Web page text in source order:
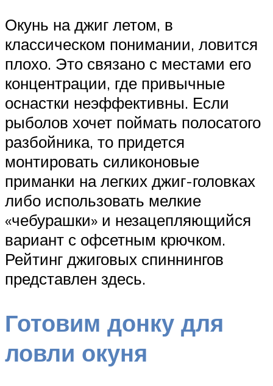
Окунь на джиг летом, в
классическом понимании, ловится
плохо. Это связано с местами его
концентрации, где привычные
оснастки неэффективны. Если
рыболов хочет поймать полосатого
разбойника, то придется
монтировать силиконовые
приманки на легких джиг-головках
либо использовать мелкие
«чебурашки» и незацепляющийся
вариант с офсетным крючком.
Рейтинг джиговых спиннингов
представлен здесь.
Готовим донку для
ловли окуня